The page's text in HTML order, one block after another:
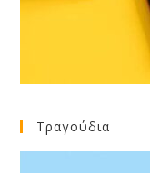
Τραγούδια